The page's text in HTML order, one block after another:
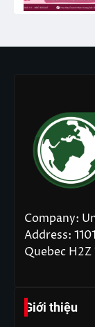
Company:
Address:
Quebec H2Z
Giới thiệu